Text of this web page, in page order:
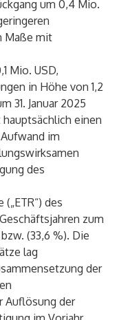
um 0,4 Mio.
Maße mit
Mio. USD,
in Höhe von 1,2
31. Januar 2025
einen
im
des
des
zum
(33,6 %). Die
lag
der
Auflösung der